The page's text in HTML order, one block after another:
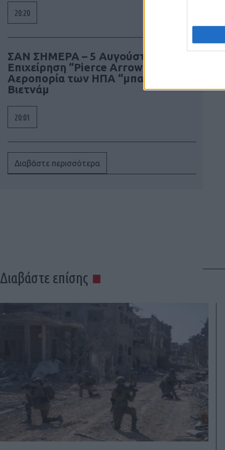
20:20
ΣΑΝ ΣΗΜΕΡΑ – 5 Αυγούστου 1964:
Επιχείρηση “Pierce Arrow”, η
Αεροπορία των ΗΠΑ “μπαίνει” στο
Βιετνάμ
20:01
Διαβάστε περισσότερα
Διαβάστε επίσης